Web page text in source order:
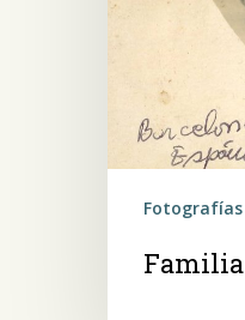
Fotografías
Familia